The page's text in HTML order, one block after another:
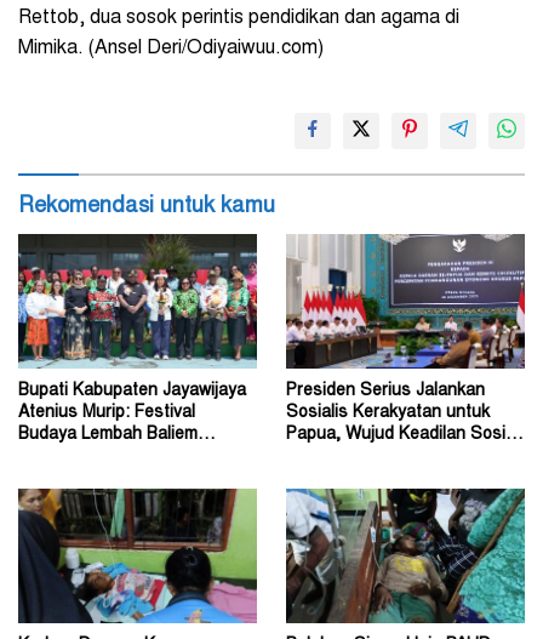
Rettob, dua sosok perintis pendidikan dan agama di
Mimika. (Ansel Deri/Odiyaiwuu.com)
Rekomendasi untuk kamu
Bupati Kabupaten Jayawijaya
Atenius Murip: Festival
Budaya Lembah Baliem
Presiden Serius Jalankan
Sosialis Kerakyatan untuk
Papua, Wujud Keadilan Sosial